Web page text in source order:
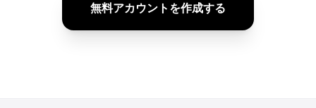
無料アカウントを作成する